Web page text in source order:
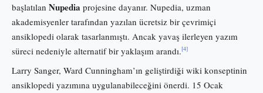
başlatılan Nupedia projesine dayanır. Nupedia, uzman
akademisyenler tarafından yazılan ücretsiz bir çevrimiçi
ansiklopedi olarak tasarlanmıştı. Ancak yavaş ilerleyen yazım
süreci nedeniyle alternatif bir yaklaşım arandı.[4]
Larry Sanger, Ward Cunningham’ın geliştirdiği wiki konseptinin
ansiklopedi yazımına uygulanabileceğini önerdi. 15 Ocak